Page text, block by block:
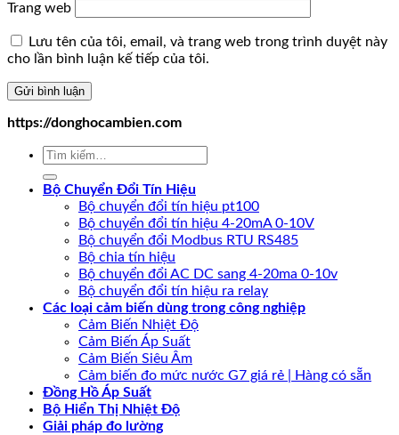
Trang web
Lưu tên của tôi, email, và trang web trong trình duyệt này
cho lần bình luận kế tiếp của tôi.
https://donghocambien.com
Tìm
Bộ Chuyển Đổi Tín Hiệu
Bộ chuyển đổi tín hiệu pt100
Bộ chuyển đổi tín hiệu 4-20mA 0-10V
Bộ chuyển đổi Modbus RTU RS485
Bộ chia tín hiệu
Bộ chuyển đổi AC DC sang 4-20ma 0-10v
Bộ chuyển đổi tín hiệu ra relay
Các loại cảm biến dùng trong công nghiệp
Cảm Biến Nhiệt Độ
Cảm Biến Áp Suất
Cảm Biến Siêu Âm
Cảm biến đo mức nước G7 giá rẻ | Hàng có sẵn
Đồng Hồ Áp Suất
Bộ Hiển Thị Nhiệt Độ
Giải pháp đo lường